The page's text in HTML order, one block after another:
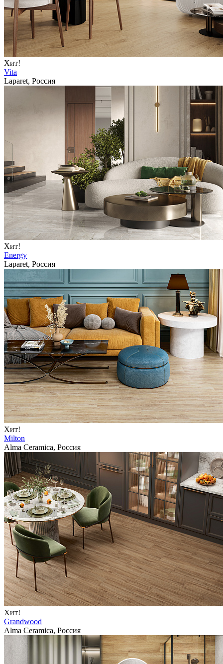
Хит!
Vita
Laparet, Россия
Хит!
Energy
Laparet, Россия
Хит!
Milton
Alma Ceramica, Россия
Хит!
Grandwood
Alma Ceramica, Россия